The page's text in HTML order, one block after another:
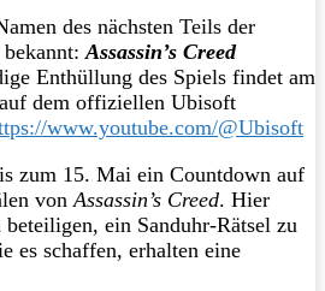
des nächsten Teils der
bekannt:Assassin’s Creed
Enthüllung des Spiels findet am
dem offiziellen Ubisoft
www.youtube.com/@Ubisoft
zum 15. Mai ein Countdown auf
vonAssassin’s Creed. Hier
beteiligen, ein Sanduhr-Rätsel zu
es schaffen, erhalten eine